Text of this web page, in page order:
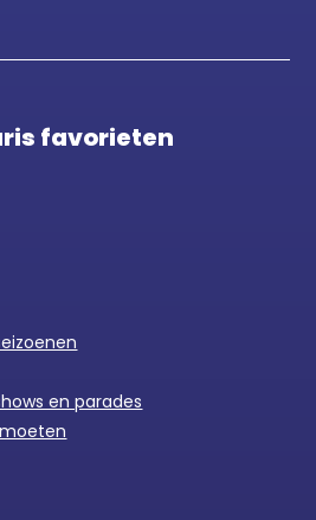
favorieten
en parades